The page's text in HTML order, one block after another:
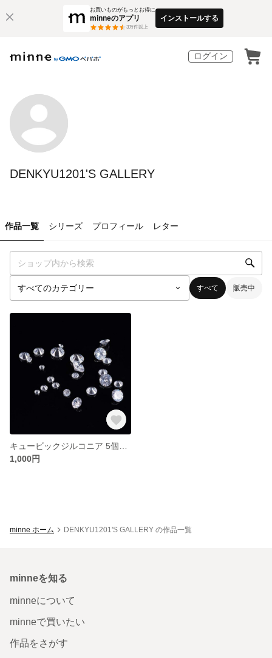
お買いものがもっとお得に
minneのアプリ
3万件以上
インストールする
ログイン
DENKYU1201'S GALLERY
作品一覧 シリーズ プロフィール レター
すべて 販売中
1,000円
minne ホーム DENKYU1201'S GALLERY の作品一覧
minneを知る
minneについて
minneで買いたい
作品をさがす